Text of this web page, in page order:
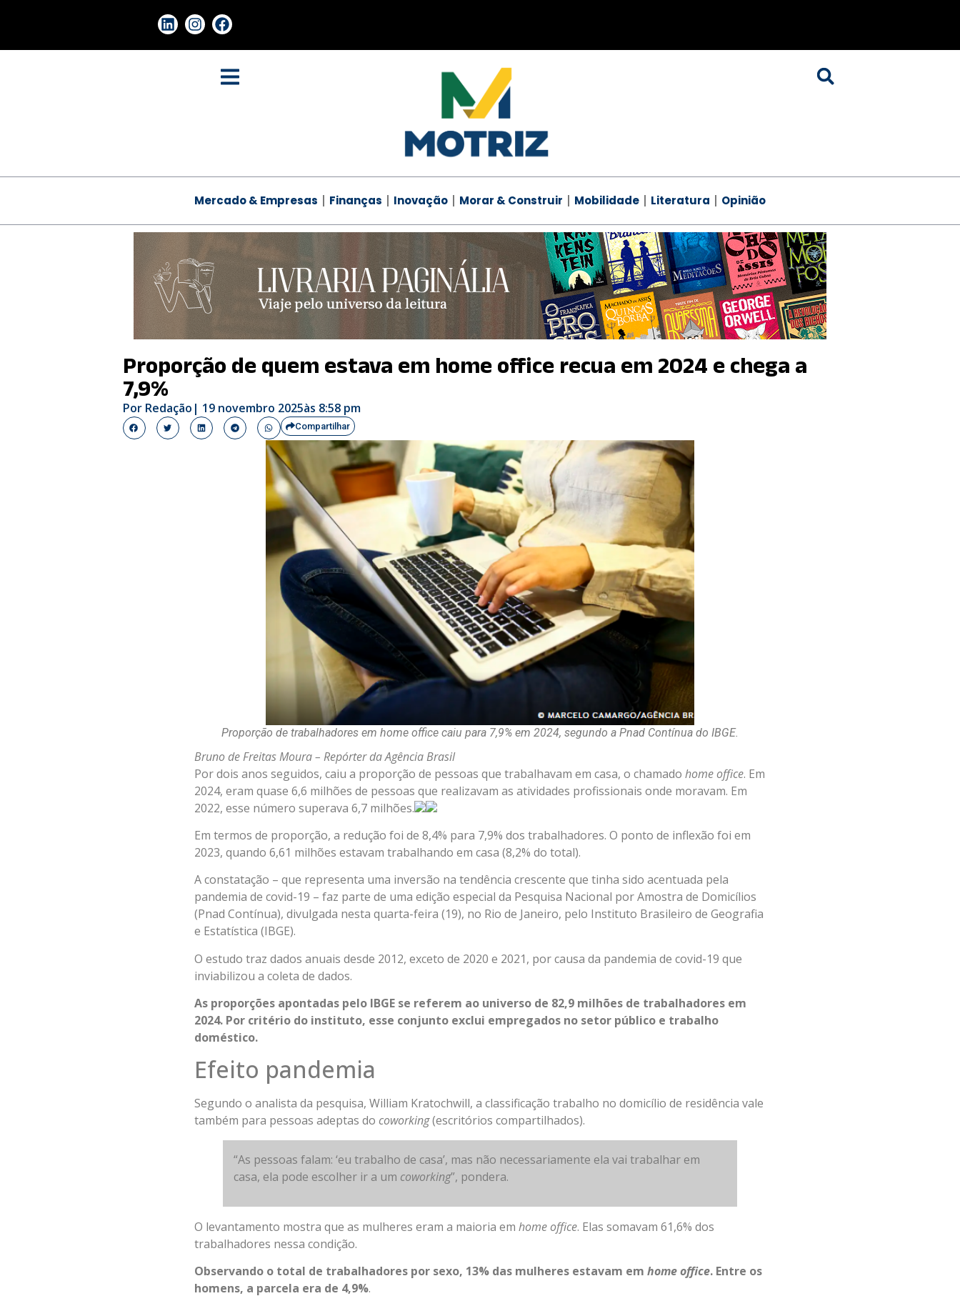
Mercado & Empresas Finanças Inovação Morar & Construir Mobilidade Literatura Opinião
Proporção de quem estava em home office recua em 2024 e chega a
7,9%
Por Redação | 19 novembro 2025às 8:58 pm
Compartilhar
Proporção de trabalhadores em home office caiu para 7,9% em 2024, segundo a Pnad Contínua do IBGE.
Bruno de Freitas Moura – Repórter da Agência Brasil
Por dois anos seguidos, caiu a proporção de pessoas que trabalhavam em casa, o chamado home office. Em
2024, eram quase 6,6 milhões de pessoas que realizavam as atividades profissionais onde moravam. Em
2022, esse número superava 6,7 milhões.
Em termos de proporção, a redução foi de 8,4% para 7,9% dos trabalhadores. O ponto de inflexão foi em
2023, quando 6,61 milhões estavam trabalhando em casa (8,2% do total).
A constatação – que representa uma inversão na tendência crescente que tinha sido acentuada pela
pandemia de covid-19 – faz parte de uma edição especial da Pesquisa Nacional por Amostra de Domicílios
(Pnad Contínua), divulgada nesta quarta-feira (19), no Rio de Janeiro, pelo Instituto Brasileiro de Geografia
e Estatística (IBGE).
O estudo traz dados anuais desde 2012, exceto de 2020 e 2021, por causa da pandemia de covid-19 que
inviabilizou a coleta de dados.
As proporções apontadas pelo IBGE se referem ao universo de 82,9 milhões de trabalhadores em
2024. Por critério do instituto, esse conjunto exclui empregados no setor público e trabalho
doméstico.
Efeito pandemia
Segundo o analista da pesquisa, William Kratochwill, a classificação trabalho no domicílio de residência vale
também para pessoas adeptas do coworking(escritórios compartilhados).
“As pessoas falam: ‘eu trabalho de casa’, mas não necessariamente ela vai trabalhar em
casa, ela pode escolher ir a um coworking”, pondera.
O levantamento mostra que as mulheres eram a maioria em home office. Elas somavam 61,6% dos
trabalhadores nessa condição.
Observando o total de trabalhadores por sexo, 13% das mulheres estavam em home office. Entre os
homens, a parcela era de 4,9%.